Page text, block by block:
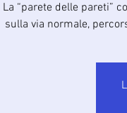
La “parete delle pareti”
sulla via normale,